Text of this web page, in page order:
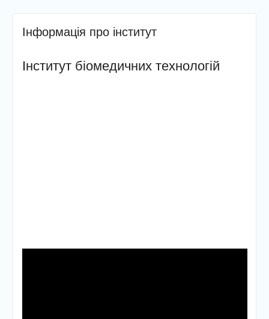
Інформація про інститут
Інститут біомедичних технологій